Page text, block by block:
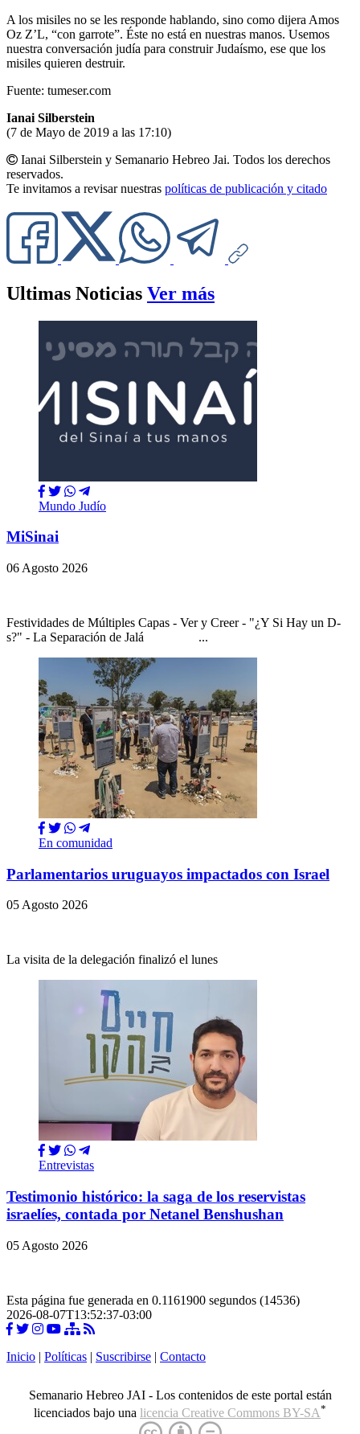
A los misiles no se les responde hablando, sino como dijera Amos
Oz Z’L, “con garrote”. Éste no está en nuestras manos. Usemos
nuestra conversación judía para construir Judaísmo, ese que los
misiles quieren destruir.
Fuente: tumeser.com
Ianai Silberstein
(7 de Mayo de 2019 a las 17:10)
Ianai Silberstein y Semanario Hebreo Jai. Todos los derechos
reservados.
Te invitamos a revisar nuestras políticas de publicación y citado
Ultimas Noticias Ver más
Mundo Judío
MiSinai
06 Agosto 2026
Festividades de Múltiples Capas - Ver y Creer - "¿Y Si Hay un D-
s?" - La Separación de Jalá ...
En comunidad
Parlamentarios uruguayos impactados con Israel
05 Agosto 2026
La visita de la delegación finalizó el lunes
Entrevistas
Testimonio histórico: la saga de los reservistas
israelíes, contada por Netanel Benshushan
05 Agosto 2026
Esta página fue generada en 0.1161900 segundos (14536)
2026-08-07T13:52:37-03:00
Inicio | Políticas | Suscribirse | Contacto
Semanario Hebreo JAI - Los contenidos de este portal están
licenciados bajo una licencia Creative Commons BY-SA*